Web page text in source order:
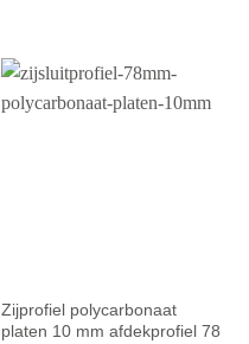
Zijprofiel polycarbonaat
platen 10 mm afdekprofiel 78